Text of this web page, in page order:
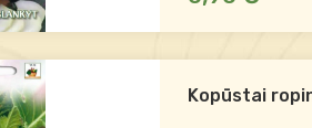
Kopūstai